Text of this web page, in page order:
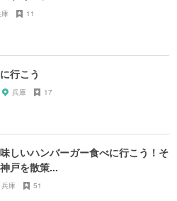
11
行こう
兵庫 17
しいハンバーガー食べに行こう！そ
戸を散策...
兵庫 51